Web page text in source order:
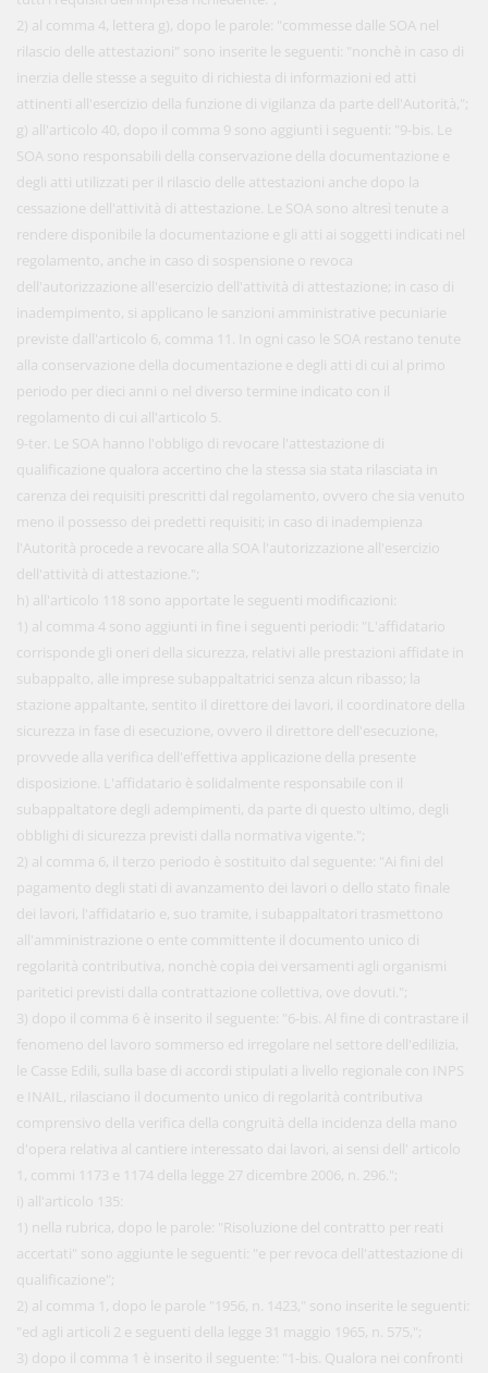
2) al comma 4, lettera g), dopo le parole: "commesse dalle SOA nel
rilascio delle attestazioni" sono inserite le seguenti: "nonchè in caso di
inerzia delle stesse a seguito di richiesta di informazioni ed atti
attinenti all'esercizio della funzione di vigilanza da parte dell'Autorità,";
g) all'articolo 40, dopo il comma 9 sono aggiunti i seguenti: "9-bis. Le
SOA sono responsabili della conservazione della documentazione e
degli atti utilizzati per il rilascio delle attestazioni anche dopo la
cessazione dell'attività di attestazione. Le SOA sono altresì tenute a
rendere disponibile la documentazione e gli atti ai soggetti indicati nel
regolamento, anche in caso di sospensione o revoca
dell'autorizzazione all'esercizio dell'attività di attestazione; in caso di
inadempimento, si applicano le sanzioni amministrative pecuniarie
previste dall'articolo 6, comma 11. In ogni caso le SOA restano tenute
alla conservazione della documentazione e degli atti di cui al primo
periodo per dieci anni o nel diverso termine indicato con il
regolamento di cui all'articolo 5.
9-ter. Le SOA hanno l'obbligo di revocare l'attestazione di
qualificazione qualora accertino che la stessa sia stata rilasciata in
carenza dei requisiti prescritti dal regolamento, ovvero che sia venuto
meno il possesso dei predetti requisiti; in caso di inadempienza
l'Autorità procede a revocare alla SOA l'autorizzazione all'esercizio
dell'attività di attestazione.";
h) all'articolo 118 sono apportate le seguenti modificazioni:
1) al comma 4 sono aggiunti in fine i seguenti periodi: "L'affidatario
corrisponde gli oneri della sicurezza, relativi alle prestazioni affidate in
subappalto, alle imprese subappaltatrici senza alcun ribasso; la
stazione appaltante, sentito il direttore dei lavori, il coordinatore della
sicurezza in fase di esecuzione, ovvero il direttore dell'esecuzione,
provvede alla verifica dell'effettiva applicazione della presente
disposizione. L'affidatario è solidalmente responsabile con il
subappaltatore degli adempimenti, da parte di questo ultimo, degli
obblighi di sicurezza previsti dalla normativa vigente.";
2) al comma 6, il terzo periodo è sostituito dal seguente: "Ai fini del
pagamento degli stati di avanzamento dei lavori o dello stato finale
dei lavori, l'affidatario e, suo tramite, i subappaltatori trasmettono
all'amministrazione o ente committente il documento unico di
regolarità contributiva, nonchè copia dei versamenti agli organismi
paritetici previsti dalla contrattazione collettiva, ove dovuti.";
3) dopo il comma 6 è inserito il seguente: "6-bis. Al fine di contrastare il
fenomeno del lavoro sommerso ed irregolare nel settore dell'edilizia,
le Casse Edili, sulla base di accordi stipulati a livello regionale con INPS
e INAIL, rilasciano il documento unico di regolarità contributiva
comprensivo della verifica della congruità della incidenza della mano
d'opera relativa al cantiere interessato dai lavori, ai sensi dell' articolo
1, commi 1173 e 1174 della legge 27 dicembre 2006, n. 296.";
i) all'articolo 135:
1) nella rubrica, dopo le parole: "Risoluzione del contratto per reati
accertati" sono aggiunte le seguenti: "e per revoca dell'attestazione di
qualificazione";
2) al comma 1, dopo le parole "1956, n. 1423," sono inserite le seguenti:
"ed agli articoli 2 e seguenti della legge 31 maggio 1965, n. 575,";
3) dopo il comma 1 è inserito il seguente: "1-bis. Qualora nei confronti